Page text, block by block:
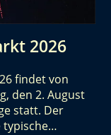
2026
findet von
den 2. August
statt. Der
typische…